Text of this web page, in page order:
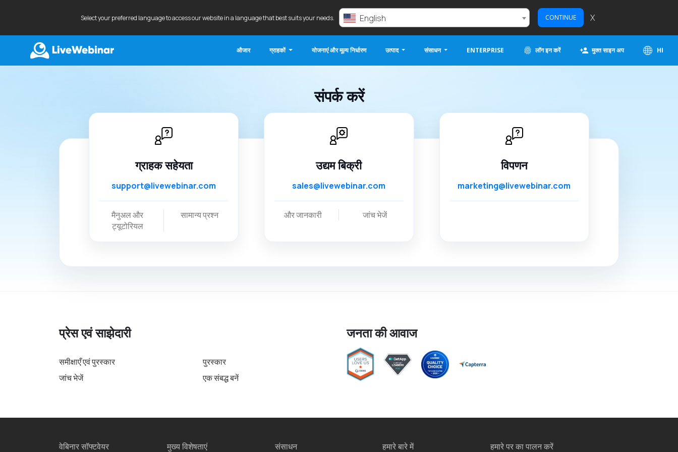
Select your preferred language to access our website in a language that best suits your needs. English CONTINUE X
औजार ग्राहकों योजनाएं और मूल्य निर्धारण उत्पाद संसाधन ENTERPRISE लॉग इन करें मुक्त साइन अप HI
संपर्क करें
ग्राहक सहेयता
support@livewebinar.com
मैनुअल और
ट्यूटोरियल
सामान्य प्रश्न
उद्यम बिक्री
sales@livewebinar.com
और जानकारी जांच भेजें
विपणन
marketing@livewebinar.com
प्रेस एवं साझेदारी
समीक्षाएँ एवं पुरस्कार
जांच भेजें
पुरस्कार
एक संबद्ध बनें
जनता की आवाज
वेबिनार सॉफ्टवेयर मुख्य विशेषताएं संसाधन हमारे बारे में हमारे पर का पालन करें